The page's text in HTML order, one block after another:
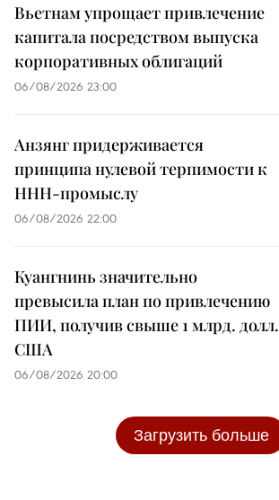
Вьетнам упрощает привлечение
капитала посредством выпуска
корпоративных облигаций
06/08/2026 23:00
Анзянг придерживается
принципа нулевой терпимости к
ННН-промыслу
06/08/2026 22:00
Куангнинь значительно
превысила план по привлечению
ПИИ, получив свыше 1 млрд. долл.
США
06/08/2026 20:00
Загрузить больше